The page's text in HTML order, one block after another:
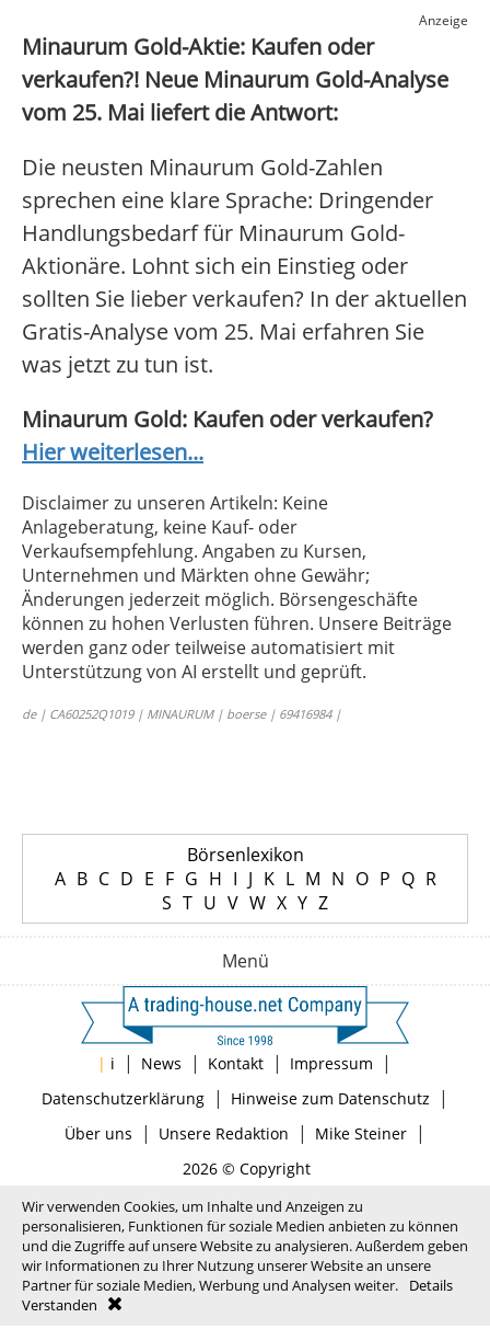
Anzeige
Minaurum Gold-Aktie: Kaufen oder
verkaufen?! Neue Minaurum Gold-Analyse
vom 25. Mai liefert die Antwort:
Die neusten Minaurum Gold-Zahlen
sprechen eine klare Sprache: Dringender
Handlungsbedarf für Minaurum Gold-
Aktionäre. Lohnt sich ein Einstieg oder
sollten Sie lieber verkaufen? In der aktuellen
Gratis-Analyse vom 25. Mai erfahren Sie
was jetzt zu tun ist.
Minaurum Gold: Kaufen oder verkaufen?
Hier weiterlesen...
Disclaimer zu unseren Artikeln: Keine
Anlageberatung, keine Kauf- oder
Verkaufsempfehlung. Angaben zu Kursen,
Unternehmen und Märkten ohne Gewähr;
Änderungen jederzeit möglich. Börsengeschäfte
können zu hohen Verlusten führen. Unsere Beiträge
werden ganz oder teilweise automatisiert mit
Unterstützung von AI erstellt und geprüft.
de | CA60252Q1019 | MINAURUM | boerse | 69416984 |
Börsenlexikon
A B C D E F G H I J K L M N O P Q R
S T U V W X Y Z
Menü
| i | News | Kontakt | Impressum |
Datenschutzerklärung| Hinweise zum Datenschutz |
Über uns | Unsere Redaktion | Mike Steiner|
2026 © Copyright
Wir verwenden Cookies, um Inhalte und Anzeigen zu
personalisieren, Funktionen für soziale Medien anbieten zu können
und die Zugriffe auf unsere Website zu analysieren. Außerdem geben
wir Informationen zu Ihrer Nutzung unserer Website an unsere
Partner für soziale Medien, Werbung und Analysen weiter.
Details
Verstanden